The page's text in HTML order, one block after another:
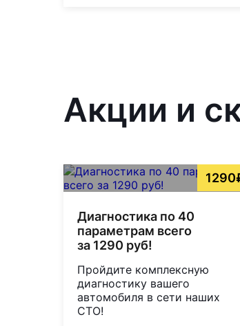
Акции и
Диагностика по 40
параметрам всего
за 1290 руб!
Пройдите комплексную
диагностику вашего
автомобиля в сети наших
СТО!